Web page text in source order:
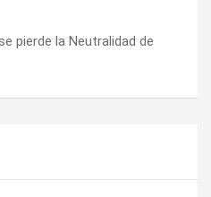
pierde la Neutralidad de